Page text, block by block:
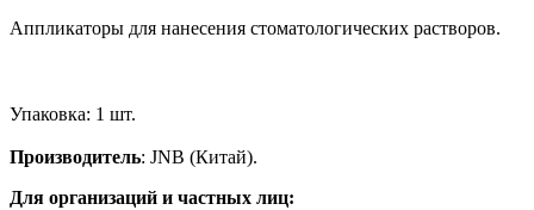
Аппликаторы для нанесения стоматологических растворов.
Упаковка: 1 шт.
Производитель: JNB (Китай).
Для организаций и частных лиц: